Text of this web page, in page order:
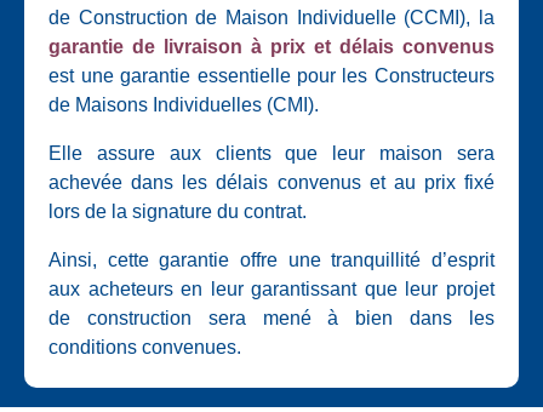
de Construction de Maison Individuelle (CCMI), la
garantie de livraison à prix et délais convenus
est une garantie essentielle pour les Constructeurs
de Maisons Individuelles (CMI).
Elle assure aux clients que leur maison sera
achevée dans les délais convenus et au prix fixé
lors de la signature du contrat.
Ainsi, cette garantie offre une tranquillité d’esprit
aux acheteurs en leur garantissant que leur projet
de construction sera mené à bien dans les
conditions convenues.